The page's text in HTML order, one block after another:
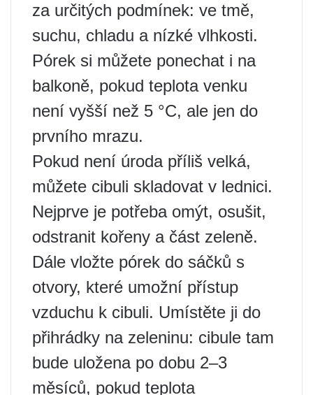
za určitých podmínek: ve tmě,
suchu, chladu a nízké vlhkosti.
Pórek si můžete ponechat i na
balkoně, pokud teplota venku
není vyšší než 5 °C, ale jen do
prvního mrazu.
Pokud není úroda příliš velká,
můžete cibuli skladovat v lednici.
Nejprve je potřeba omýt, osušit,
odstranit kořeny a část zeleně.
Dále vložte pórek do sáčků s
otvory, které umožní přístup
vzduchu k cibuli. Umístěte ji do
přihrádky na zeleninu: cibule tam
bude uložena po dobu 2–3
měsíců, pokud teplota